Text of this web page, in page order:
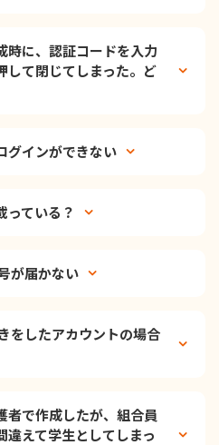
時に、認証コードを入力
て閉じてしまった。ど
グインができない
っている？
が届かない
をしたアカウントの場合
者で作成したが、組合員
違えて学生としてしまっ